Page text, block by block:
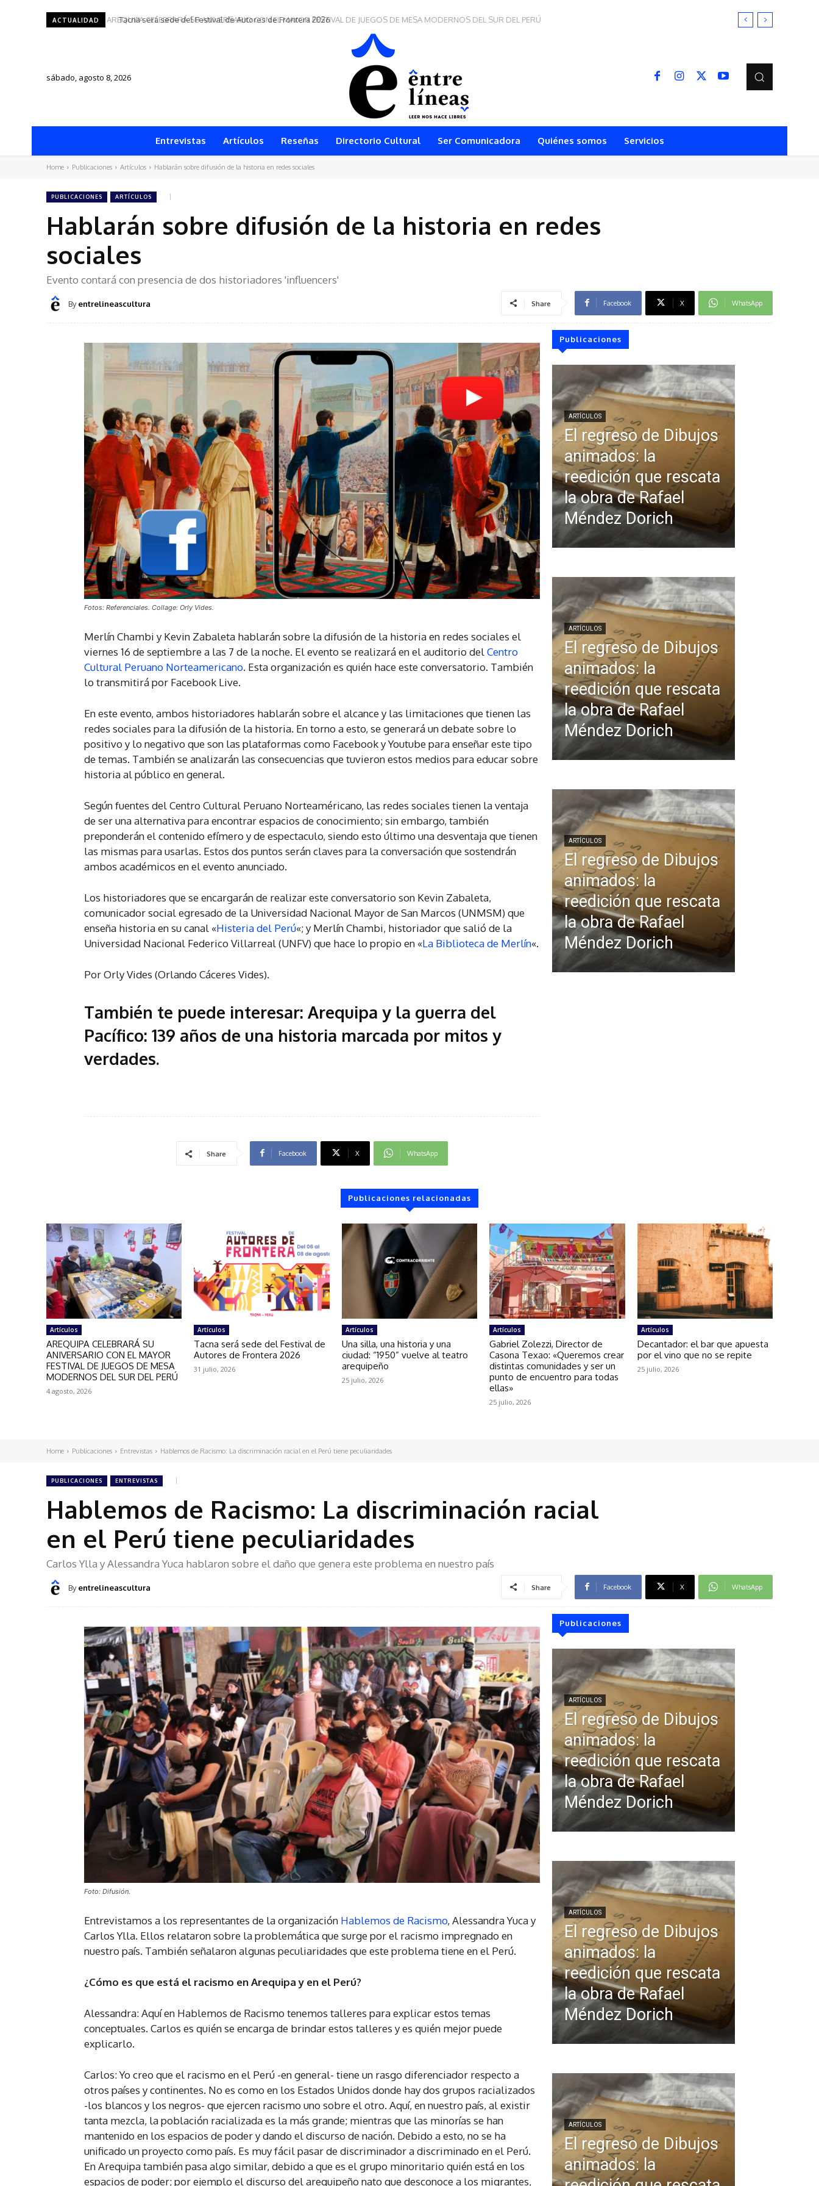
ACTUALIDAD Tacna será sede del Festival de Autores de Frontera 2026
sábado, agosto 8, 2026
Entrevistas Artículos Reseñas Directorio Cultural Ser Comunicadora Quiénes somos Servicios
Home Publicaciones Artículos Hablarán sobre difusión de la historia en redes sociales
PUBLICACIONES ARTÍCULOS
Hablarán sobre difusión de la historia en redes
sociales
Evento contará con presencia de dos historiadores 'influencers'
By entrelineascultura Share Facebook X WhatsApp
Fotos: Referenciales. Collage: Orly Vides.
Merlín Chambi y Kevin Zabaleta hablarán sobre la difusión de la historia en redes sociales el
viernes 16 de septiembre a las 7 de la noche. El evento se realizará en el auditorio delCentro
Cultural Peruano Norteamericano. Esta organización es quién hace este conversatorio. También
lo transmitirá por Facebook Live.
En este evento, ambos historiadores hablarán sobre el alcance y las limitaciones que tienen las
redes sociales para la difusión de la historia. En torno a esto, se generará un debate sobre lo
positivo y lo negativo que son las plataformas como Facebook y Youtube para enseñar este tipo
de temas. También se analizarán las consecuencias que tuvieron estos medios para educar sobre
historia al público en general.
Según fuentes del Centro Cultural Peruano Norteaméricano, las redes sociales tienen la ventaja
de ser una alternativa para encontrar espacios de conocimiento; sin embargo, también
preponderán el contenido efímero y de espectaculo, siendo esto último una desventaja que tienen
las mismas para usarlas. Estos dos puntos serán claves para la conversación que sostendrán
ambos académicos en el evento anunciado.
Los historiadores que se encargarán de realizar este conversatorio son Kevin Zabaleta,
comunicador social egresado de la Universidad Nacional Mayor de San Marcos (UNMSM) que
enseña historia en su canal «Histeria del Perú«; y Merlín Chambi, historiador que salió de la
Universidad Nacional Federico Villarreal (UNFV) que hace lo propio en «La Biblioteca de Merlín«.
Por Orly Vides (Orlando Cáceres Vides).
También te puede interesar: Arequipa y la guerra del
Pacífico: 139 años de una historia marcada por mitos y
verdades.
Share Facebook X WhatsApp
Publicaciones
ARTÍCULOS
El regreso de Dibujos
animados: la
reedición que rescata
la obra de Rafael
Méndez Dorich
ARTÍCULOS
El regreso de Dibujos
animados: la
reedición que rescata
la obra de Rafael
Méndez Dorich
ARTÍCULOS
El regreso de Dibujos
animados: la
reedición que rescata
la obra de Rafael
Méndez Dorich
Publicaciones relacionadas
Artículos
AREQUIPA CELEBRARÁ SU
ANIVERSARIO CON EL MAYOR
FESTIVAL DE JUEGOS DE MESA
MODERNOS DEL SUR DEL PERÚ
4 agosto, 2026
Artículos
Tacna será sede del Festival de
Autores de Frontera 2026
31 julio, 2026
Artículos
Una silla, una historia y una
ciudad: “1950” vuelve al teatro
arequipeño
25 julio, 2026
Artículos
Gabriel Zolezzi, Director de
Casona Texao: «Queremos crear
distintas comunidades y ser un
punto de encuentro para todas
ellas»
25 julio, 2026
Artículos
Decantador: el bar que apuesta
por el vino que no se repite
25 julio, 2026